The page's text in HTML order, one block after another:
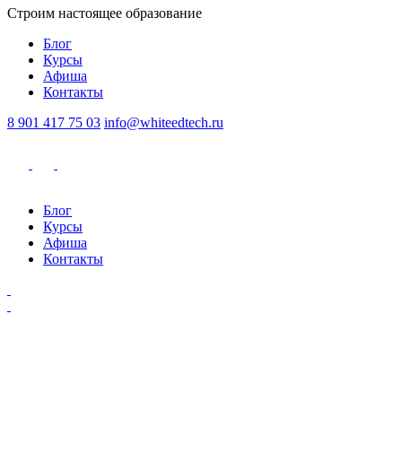
Строим настоящее образование
Блог
Курсы
Афиша
Контакты
8 901 417 75 03 info@whiteedtech.ru
Блог
Курсы
Афиша
Контакты